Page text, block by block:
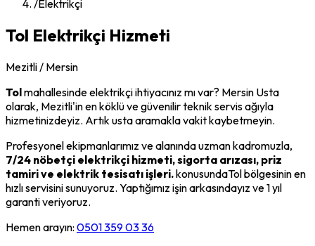
/Elektrikçi
Tol Elektrikçi Hizmeti
Mezitli / Mersin
Tolmahallesindeelektrikçiihtiyacınız mı var? Mersin Usta
olarak, Mezitli'in en köklü ve güvenilir teknik servis ağıyla
hizmetinizdeyiz. Artık usta aramakla vakit kaybetmeyin.
Profesyonel ekipmanlarımız ve alanında uzman kadromuzla,
7/24 nöbetçi elektrikçi hizmeti, sigorta arızası, priz
tamiri ve elektrik tesisatı işleri.konusundaTolbölgesinin en
hızlı servisini sunuyoruz. Yaptığımız işin arkasındayız ve 1 yıl
garanti veriyoruz.
Hemen arayın: 0501 359 03 36